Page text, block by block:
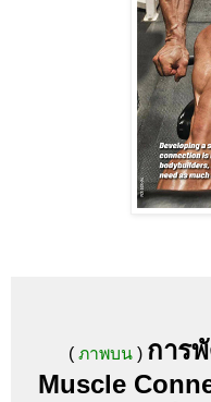
( ภาพบน ) การ
Muscle